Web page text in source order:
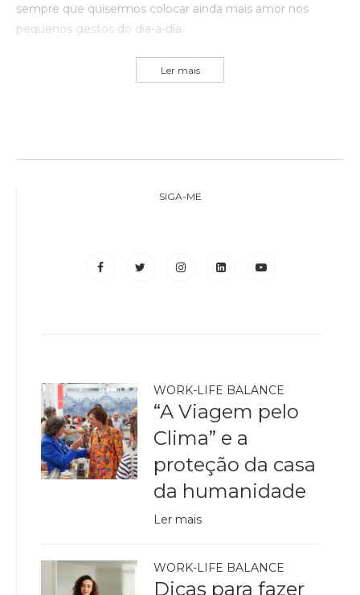
sempre que quisermos colocar ainda mais amor nos
pequenos gestos do dia-a-dia.
Ler mais
SIGA-ME
WORK-LIFE BALANCE
“A Viagem pelo
Clima” e a
proteção da casa
da humanidade
Ler mais
WORK-LIFE BALANCE
Dicas para fazer